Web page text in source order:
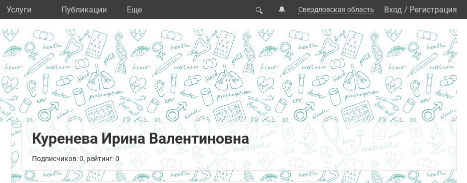
Услуги Публикации Eще 🔍 🔔 Свердловская область Вход / Регистрация
Куренева Ирина Валентиновна
Подписчиков: 0, рейтинг: 0